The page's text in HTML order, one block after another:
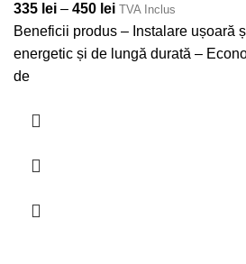
335 lei – 450 lei TVA Inclus
Beneficii produs – Instalare ușoară
energetic și de lungă durată –
de